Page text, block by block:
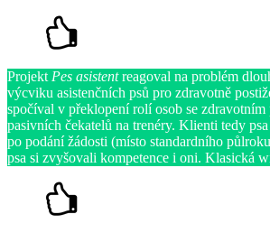
Projekt Pes asistentreagoval na problém
výcviku asistenčních psů pro zdravotně
spočíval v překlopení rolí osob se zdravotním
pasivních čekatelů na trenéry. Klienti tedy
po podání žádosti (místo standardního
psa si zvyšovali kompetence i oni. Klasická